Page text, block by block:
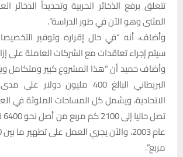
تتعلق برفع الذخائر الحربية وتحديداً الذخائر
المثنى وهو الآن في طور الدراسة”.
وأضاف، أنه “في حال إقراره وتوفير
سيتم إجراء تعاقدات مع الشركات العاملة على
وأضاف حميد أن “هذا المشروع كبير ومتكامل
البريطاني البالغ 400 مليون
الاتحادية، ويشمل كل المساحات الملوثة في
مربع”.